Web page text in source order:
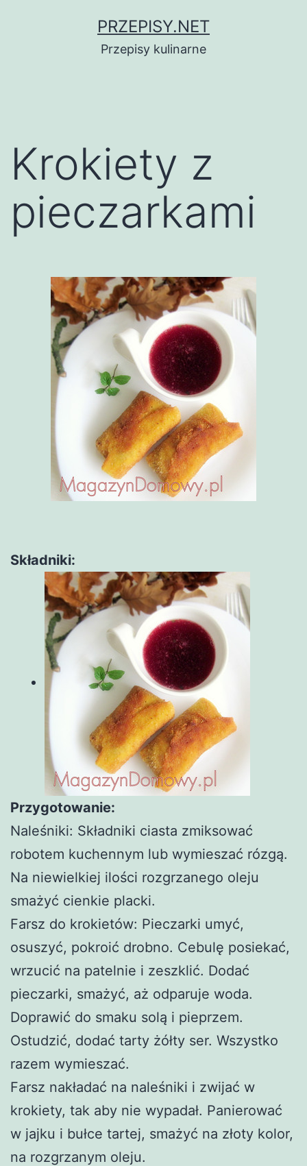
PRZEPISY.NET
Przepisy kulinarne
Krokiety z
pieczarkami
Składniki:
Przygotowanie:
Naleśniki: Składniki ciasta zmiksować
robotem kuchennym lub wymieszać rózgą.
Na niewielkiej ilości rozgrzanego oleju
smażyć cienkie placki.
Farsz do krokietów: Pieczarki umyć,
osuszyć, pokroić drobno. Cebulę posiekać,
wrzucić na patelnie i zeszklić. Dodać
pieczarki, smażyć, aż odparuje woda.
Doprawić do smaku solą i pieprzem.
Ostudzić, dodać tarty żółty ser. Wszystko
razem wymieszać.
Farsz nakładać na naleśniki i zwijać w
krokiety, tak aby nie wypadał. Panierować
w jajku i bułce tartej, smażyć na złoty kolor,
na rozgrzanym oleju.